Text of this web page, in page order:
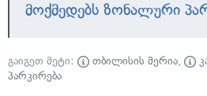
მოქმედებს ზონალური
გაიგეთ მეტი: თბილისის მერია,
პარკირება